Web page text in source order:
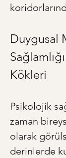
Duygusal
Kökleri
Psikolojik
zaman
olarak
derinlerde